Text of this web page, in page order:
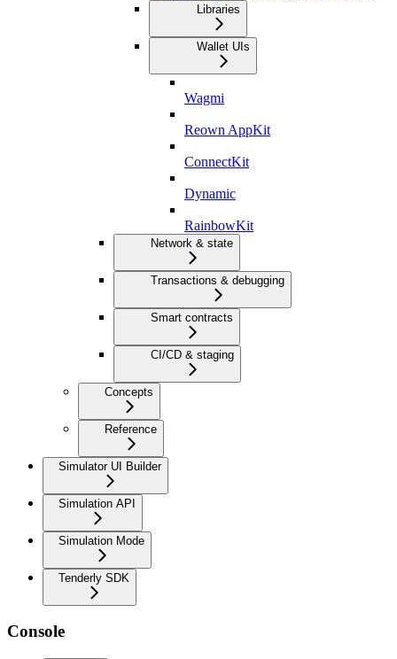
Libraries
Wallet UIs
Wagmi
Reown AppKit
ConnectKit
Dynamic
RainbowKit
Network & state
Transactions & debugging
Smart contracts
CI/CD & staging
Concepts
Reference
Simulator UI Builder
Simulation API
Simulation Mode
Tenderly SDK
Console